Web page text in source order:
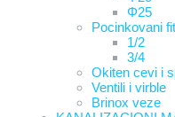
Φ25
Pocinkovani
1/2
3/4
Okiten cevi i
Ventili i virble
Brinox veze